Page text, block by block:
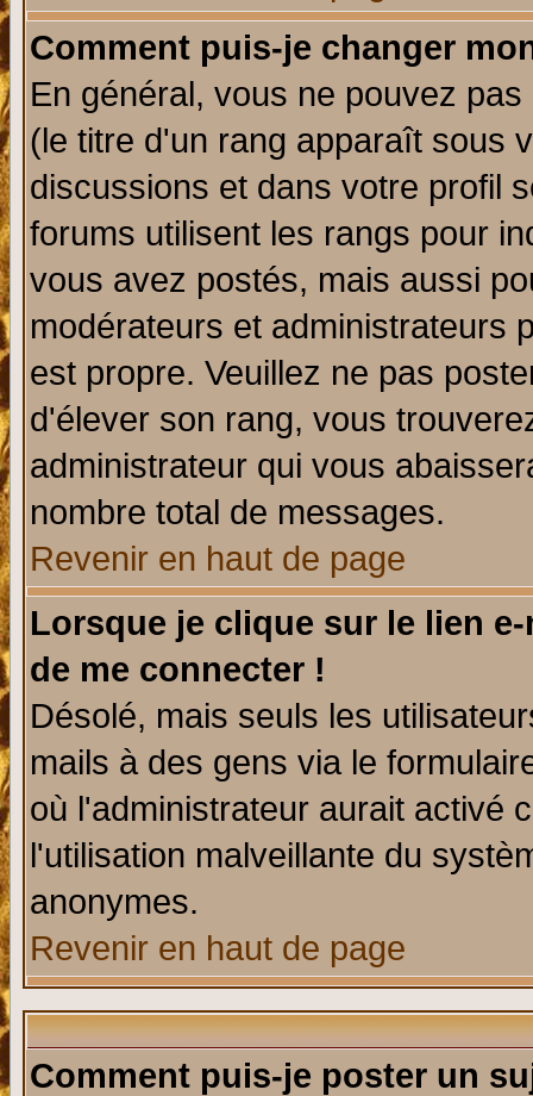
Comment puis-je changer
En général, vous ne pouvez
(le titre d'un rang apparaît sous
discussions et dans votre profil
forums utilisent les rangs pour
vous avez postés, mais aussi
modérateurs et administrateurs
est propre. Veuillez ne pas
d'élever son rang, vous
administrateur qui vous
nombre total de messages.
Revenir en haut de page
Lorsque je clique sur le lien
de me connecter !
Désolé, mais seuls les
mails à des gens via le
où l'administrateur aurait activé
l'utilisation malveillante du
anonymes.
Revenir en haut de page
Comment puis-je poster un